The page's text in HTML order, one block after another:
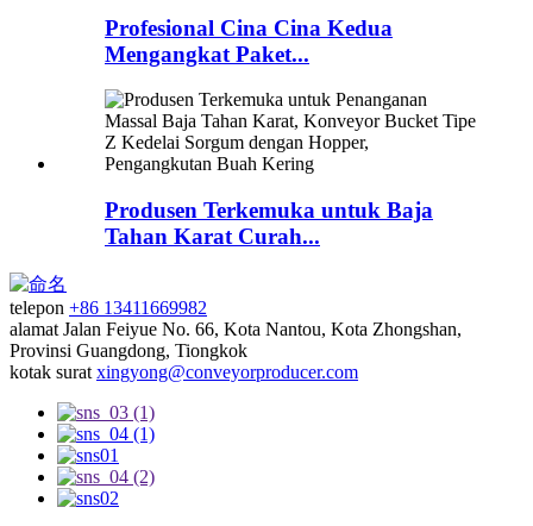
Profesional Cina Cina Kedua
Mengangkat Paket...
Produsen Terkemuka untuk Baja
Tahan Karat Curah...
telepon +86 13411669982
alamat Jalan Feiyue No. 66, Kota Nantou, Kota Zhongshan,
Provinsi Guangdong, Tiongkok
kotak surat xingyong@conveyorproducer.com